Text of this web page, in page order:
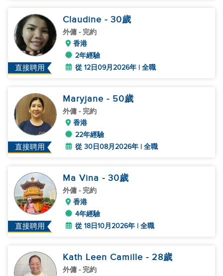
直接聘用
Claudine - 30歲
外傭 - 完約
香港
2年經驗
從 12日09月2026年 | 全職
直接聘用
Maryjane - 50歲
外傭 - 完約
香港
22年經驗
從 30日08月2026年 | 全職
直接聘用
Ma Vina - 30歲
外傭 - 完約
香港
4年經驗
從 18日10月2026年 | 全職
Kath Leen Camille - 28歲
外傭 - 完約